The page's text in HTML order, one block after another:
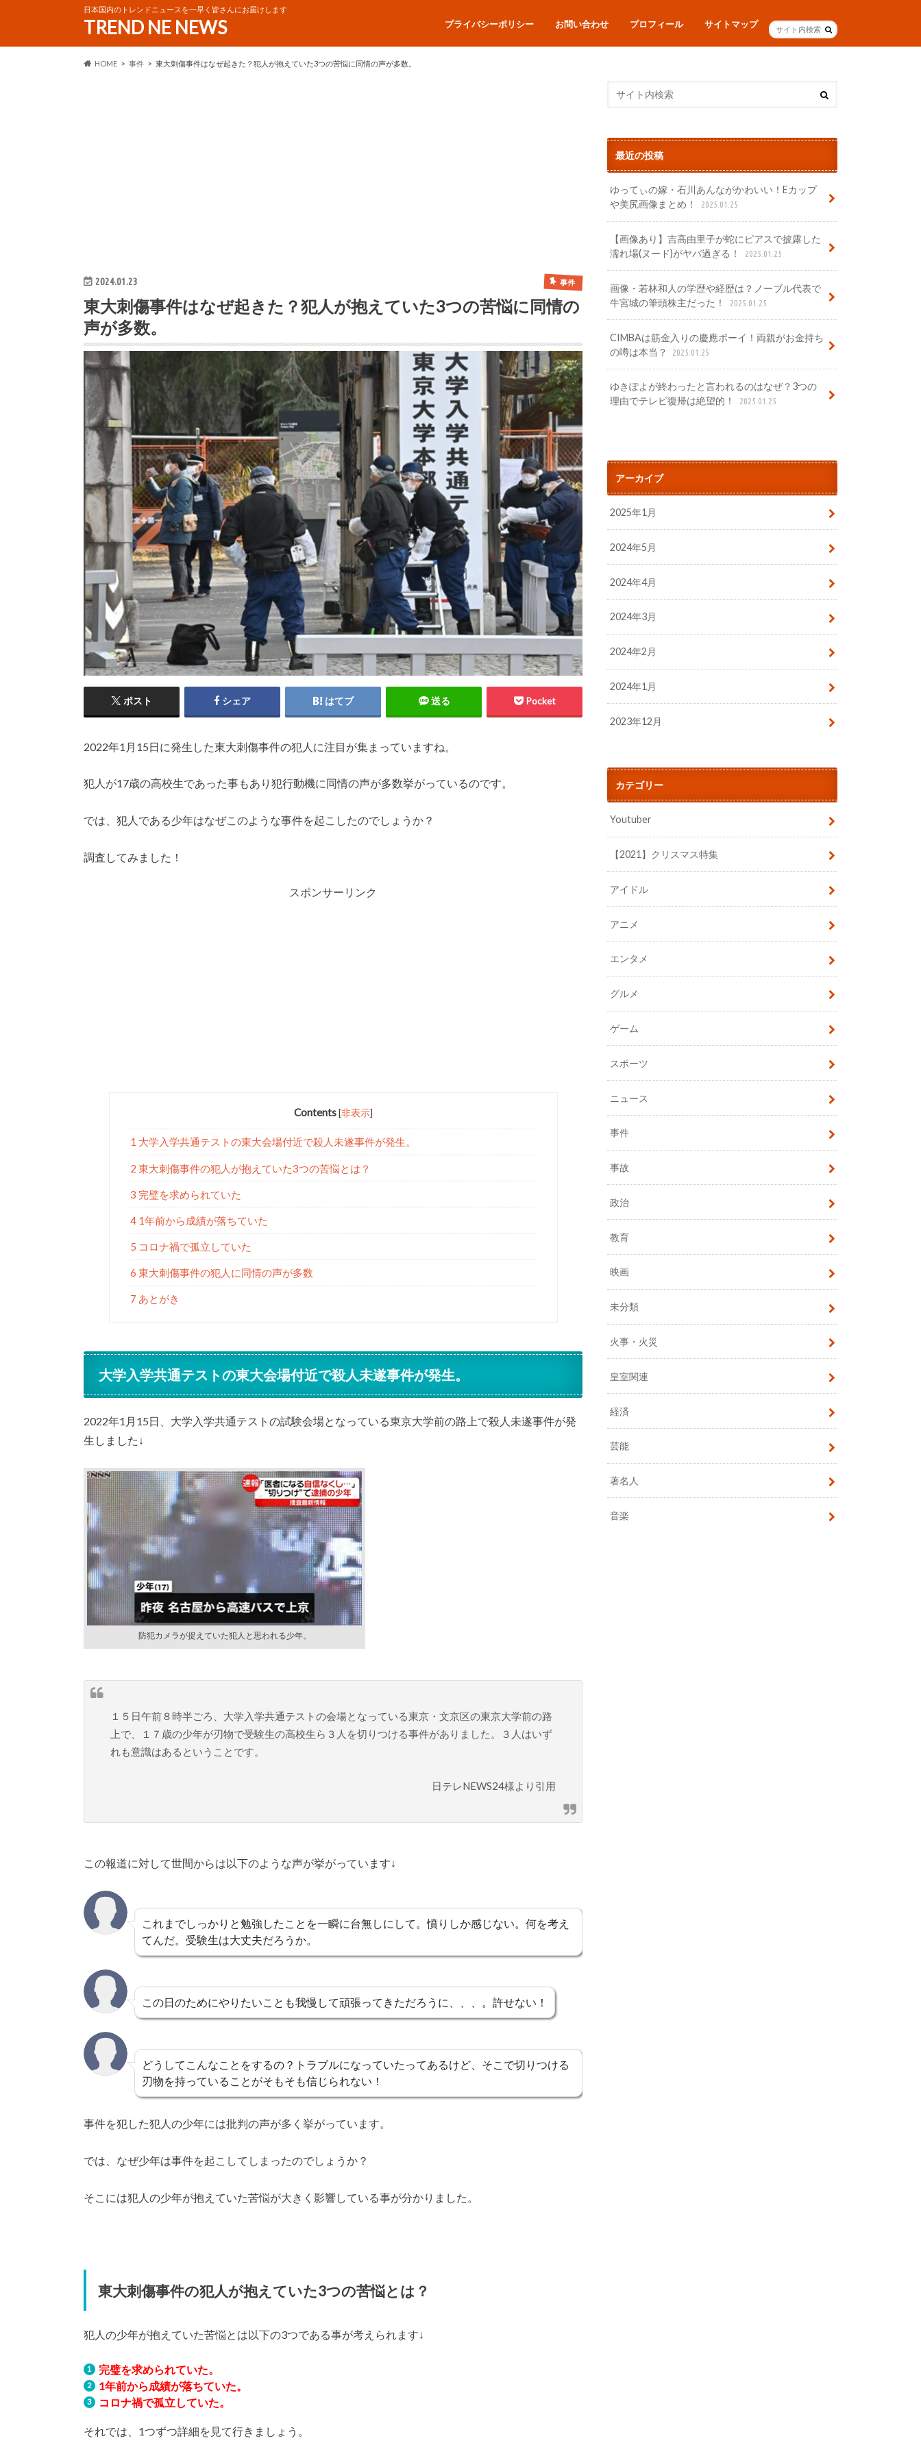
日本国内のトレンドニュースを一早く皆さんにお届けします
TREND NE NEWS プライバシーポリシー お問い合わせ プロフィール サイトマップ
HOME 事件 東大刺傷事件はなぜ起きた？犯人が抱えていた3つの苦悩に同情の声が多数。
2024.01.23 事件
東大刺傷事件はなぜ起きた？犯人が抱えていた3つの苦悩に同情の
声が多数。
ポスト シェア はてブ 送る Pocket
2022年1月15日に発生した東大刺傷事件の犯人に注目が集まっていますね。
犯人が17歳の高校生であった事もあり犯行動機に同情の声が多数挙がっているのです。
では、犯人である少年はなぜこのような事件を起こしたのでしょうか？
調査してみました！
スポンサーリンク
Contents [非表示]
1 大学入学共通テストの東大会場付近で殺人未遂事件が発生。
2 東大刺傷事件の犯人が抱えていた3つの苦悩とは？
3 完璧を求められていた
4 1年前から成績が落ちていた
5 コロナ禍で孤立していた
6 東大刺傷事件の犯人に同情の声が多数
7 あとがき
大学入学共通テストの東大会場付近で殺人未遂事件が発生。
2022年1月15日、大学入学共通テストの試験会場となっている東京大学前の路上で殺人未遂事件が発
生しました↓
防犯カメラが捉えていた犯人と思われる少年。
１５日午前８時半ごろ、大学入学共通テストの会場となっている東京・文京区の東京大学前の路
上で、１７歳の少年が刃物で受験生の高校生ら３人を切りつける事件がありました。３人はいず
れも意識はあるということです。
日テレNEWS24様より引用
この報道に対して世間からは以下のような声が挙がっています↓
これまでしっかりと勉強したことを一瞬に台無しにして。憤りしか感じない。何を考え
てんだ。受験生は大丈夫だろうか。
この日のためにやりたいことも我慢して頑張ってきただろうに、、、。許せない！
どうしてこんなことをするの？トラブルになっていたってあるけど、そこで切りつける
刃物を持っていることがそもそも信じられない！
事件を犯した犯人の少年には批判の声が多く挙がっています。
では、なぜ少年は事件を起こしてしまったのでしょうか？
そこには犯人の少年が抱えていた苦悩が大きく影響している事が分かりました。
東大刺傷事件の犯人が抱えていた3つの苦悩とは？
犯人の少年が抱えていた苦悩とは以下の3つである事が考えられます↓
完璧を求められていた。
1年前から成績が落ちていた。
コロナ禍で孤立していた。
それでは、1つずつ詳細を見て行きましょう。
最近の投稿
ゆってぃの嫁・石川あんながかわいい！Eカップ
や美尻画像まとめ！
2025.01.25
【画像あり】吉高由里子が蛇にピアスで披露した
濡れ場(ヌード)がヤバ過ぎる！
2025.01.25
画像・若林和人の学歴や経歴は？ノーブル代表で
牛宮城の筆頭株主だった！
2025.01.25
CIMBAは筋金入りの慶應ボーイ！両親がお金持ち
の噂は本当？
2025.01.25
ゆきぽよが終わったと言われるのはなぜ？3つの
理由でテレビ復帰は絶望的！
2025.01.25
アーカイブ
2025年1月
2024年5月
2024年4月
2024年3月
2024年2月
2024年1月
2023年12月
カテゴリー
Youtuber
【2021】クリスマス特集
アイドル
アニメ
エンタメ
グルメ
ゲーム
スポーツ
ニュース
事件
事故
政治
教育
映画
未分類
火事・火災
皇室関連
経済
芸能
著名人
音楽